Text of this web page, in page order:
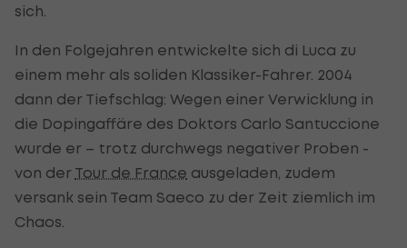
sich.
In den Folgejahren entwickelte sich di Luca zu
einem mehr als soliden Klassiker-Fahrer. 2004
dann der Tiefschlag: Wegen einer Verwicklung in
die Dopingaffäre des Doktors Carlo Santuccione
wurde er – trotz durchwegs negativer Proben -
von der Tour de France ausgeladen, zudem
versank sein Team Saeco zu der Zeit ziemlich im
Chaos.